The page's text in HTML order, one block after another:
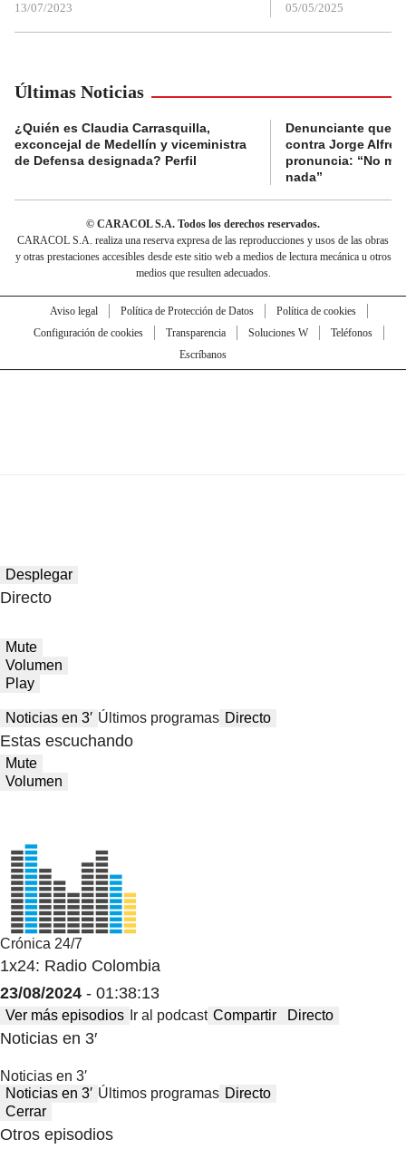
13/07/2023 05/05/2025
Últimas Noticias
¿Quién es Claudia Carrasquilla,
exconcejal de Medellín y viceministra
de Defensa designada? Perfil
Denunciante que
contra Jorge
pronuncia: “No
nada”
© CARACOL S.A. Todos los derechos reservados.
CARACOL S.A. realiza una reserva expresa de las reproducciones y usos de las obras
y otras prestaciones accesibles desde este sitio web a medios de lectura mecánica u otros
medios que resulten adecuados.
Aviso legal Política de Protección de Datos
Política de cookies
Configuración de cookies
Transparencia Soluciones W
Teléfonos
Escríbanos
Desplegar
Directo
Mute
Volumen
Play
Noticias en 3′ Últimos programas Directo
Estas escuchando
Mute
Volumen
Crónica 24/7
1x24: Radio Colombia
23/08/2024 - 01:38:13
Ver más episodios Ir al podcast Compartir Directo
Noticias en 3′
Noticias en 3′
Noticias en 3′ Últimos programas Directo
Cerrar
Otros episodios